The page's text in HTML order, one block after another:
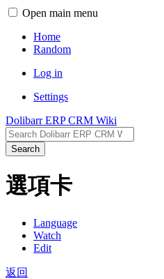
Open main menu
Home
Random
Log in
Settings
Dolibarr ERP CRM Wiki
Search
選項卡
Language
Watch
Edit
返回